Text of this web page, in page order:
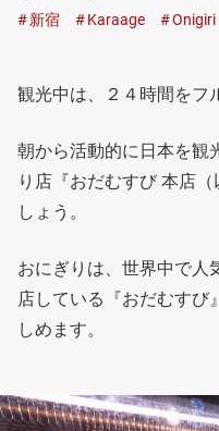
新宿 Karaage Onigiri
観光中は、２４時間をフ
朝から活動的に日本を観
り店『おだむすび 本店
しょう。
おにぎりは、世界中で人
店している『おだむすび
しめます。